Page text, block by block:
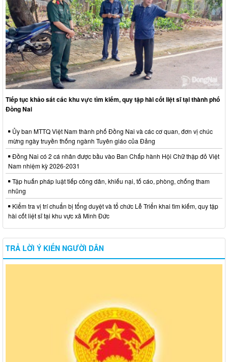
Tiếp tục khảo sát các khu vực tìm kiếm, quy tập hài cốt liệt sĩ tại thành phố
Đồng Nai
Ủy ban MTTQ Việt Nam thành phố Đồng Nai và các cơ quan, đơn vị chúc
mừng ngày truyền thống ngành Tuyên giáo của Đảng
Đồng Nai có 2 cá nhân được bầu vào Ban Chấp hành Hội Chữ thập đỏ Việt
Nam nhiệm kỳ 2026-2031
Tập huấn pháp luật tiếp công dân, khiếu nại, tố cáo, phòng, chống tham
nhũng
Kiểm tra vị trí chuẩn bị tổng duyệt và tổ chức Lễ Triển khai tìm kiếm, quy tập
hài cốt liệt sĩ tại khu vực xã Minh Đức
TRẢ LỜI Ý KIẾN NGƯỜI DÂN